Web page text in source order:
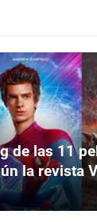
de las 11
la revista